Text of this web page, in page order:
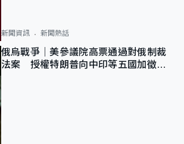
新聞資訊 新聞熱話
俄烏戰爭｜美參議院高票通過對俄制裁
法案 授權特朗普向中印等五國加徵
100%關稅